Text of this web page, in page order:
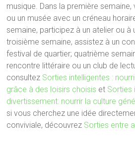
musique. Dans la première
ou un musée avec un créneau
semaine, participez à un atelier ou à
troisième semaine, assistez à un
festival de quartier; quatrième
rencontre littéraire ou un club de
consultez Sorties intelligentes :
grâce à des loisirs choisis et Sorties
divertissement: nourrir la culture
si vous cherchez une idée
conviviale, découvrez Sorties entre